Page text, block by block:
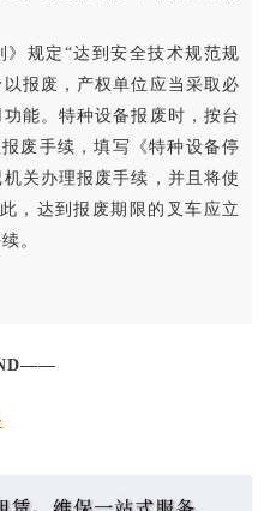
》规定“达到安全技术规范规
报废，产权单位应当采取必
能。特种设备报废时，按台
废手续，填写《特种设备停
关办理报废手续，并且将使
，达到报废期限的叉车应立
。